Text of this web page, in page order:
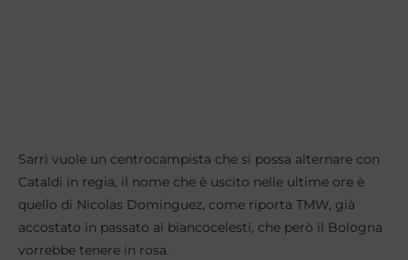
Sarri vuole un centrocampista che si possa alternare con
Cataldi in regia, il nome che è uscito nelle ultime ore è
quello di Nicolas Dominguez, come riporta TMW, già
accostato in passato ai biancocelesti, che però il Bologna
vorrebbe tenere in rosa.